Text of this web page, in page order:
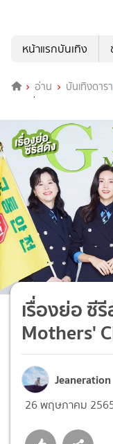
หน้าแรกบันเทิง
อ่าน บันเทิงดารา
เกาหลี Green Mothers'
เรื่องย่อ ซี
Mothers'
Jeaneration
26 พฤษภาคม